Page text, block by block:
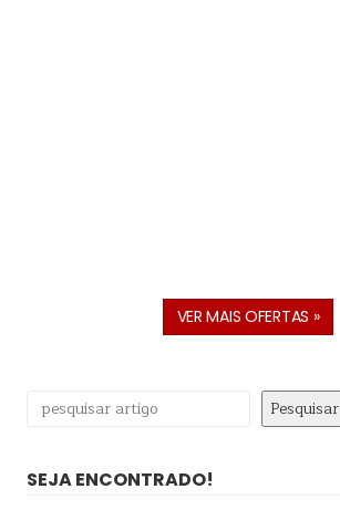
VER MAIS OFERTAS »
Pesquisar Pesquisar
SEJA ENCONTRADO!